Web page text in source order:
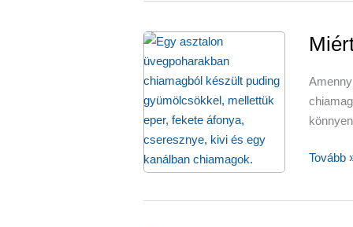
egészség
Miért
Tovább